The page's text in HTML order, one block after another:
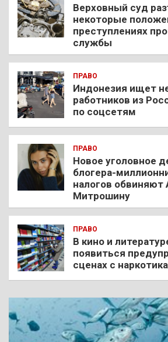
Верховный суд
некоторые
преступлениях
службы
ПРАВО
Индонезия ищет
работников из
по соцсетям
ПРАВО
Новое уголовное
блогера-
налогов обвиняют
Митрошину
ПРАВО
В кино и
появиться
сценах с